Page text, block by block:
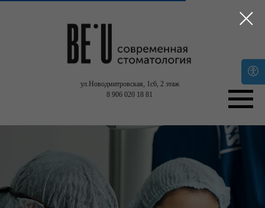
ул.Новодмитровская, 1с6, 2 этаж
8 906 020 18 81